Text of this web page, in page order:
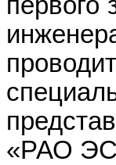
«РАО